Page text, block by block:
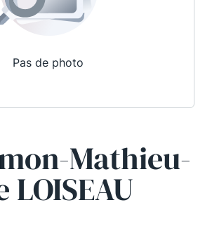
Pas de photo
Mathieu-
LOISEAU
?